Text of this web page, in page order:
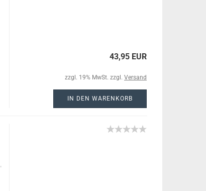
43,95 EUR
zzgl. 19% MwSt. zzgl. Versand
IN DEN WARENKORB